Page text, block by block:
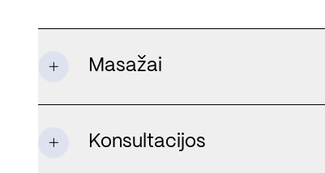
Masažai
Konsultacijos